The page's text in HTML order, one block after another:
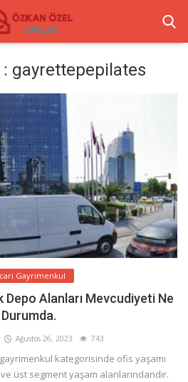
gayrettepepilates
Gayrimenkul
Depo Alanları Mevcudiyeti Ne
Durumda.
Ağustos 26, 2023 743
kategorisinde ofis yaşamı
üst segment yaşam alanlarındandır.